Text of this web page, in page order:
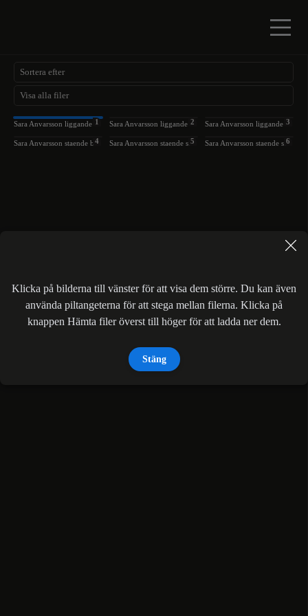
1Sara Anvarsson liggande aprikos 2
Sara Anvarsson liggande beige glad 3
Sara Anvarsson liggande svart serios
4
Sara Anvarsson staende beige serios 5
Sara Anvarsson staende svart glad 6
Sara Anvarsson staende svart serios
Klicka på bilderna till vänster för att visa dem större. Du kan även
använda piltangeterna för att stega mellan filerna. Klicka på
knappen Hämta filer överst till höger för att ladda ner dem.
Stäng